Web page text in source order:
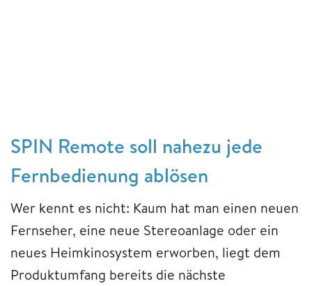
SPIN Remote soll nahezu jede
Fernbedienung ablösen
Wer kennt es nicht: Kaum hat man einen neuen
Fernseher, eine neue Stereoanlage oder ein
neues Heimkinosystem erworben, liegt dem
Produktumfang bereits die nächste